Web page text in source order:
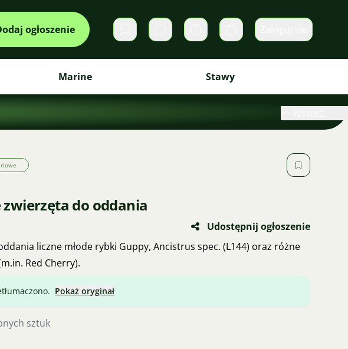
ogłoszenie Prywatne wiadomości
Koszyk
Marine Stawy
zwierzęta do oddania
Udostępnij ogłoszenie
liczne młode rybki Guppy, Ancistrus spec. (L144) oraz różne
Red Cherry).
Pokaż oryginał
sztuk